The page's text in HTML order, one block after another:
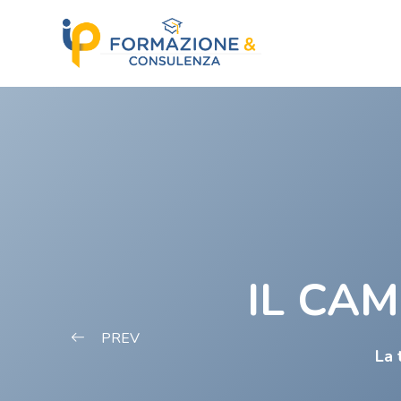
IL
La
PREV